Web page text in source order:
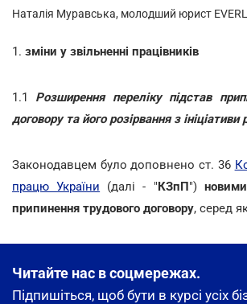
Наталія Муравська, молодший юрист
1. зміни у звільненні працівників
1.1 Розширення переліку підстав
договору та його розірвання з
Законодавцем було доповнено ст. 36
працю України (далі - "КЗпП")
припинення трудового договору, серед
Читайте нас в соцмережах.
Підпишіться, щоб бути в курсі усіх